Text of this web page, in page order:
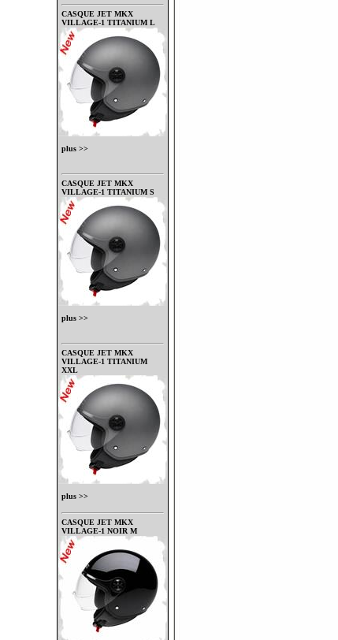
CASQUE JET MKX
VILLAGE-1 TITANIUM L
plus >>
CASQUE JET MKX
VILLAGE-1 TITANIUM S
plus >>
CASQUE JET MKX
VILLAGE-1 TITANIUM
XXL
plus >>
CASQUE JET MKX
VILLAGE-1 NOIR M